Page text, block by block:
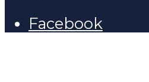
Facebook